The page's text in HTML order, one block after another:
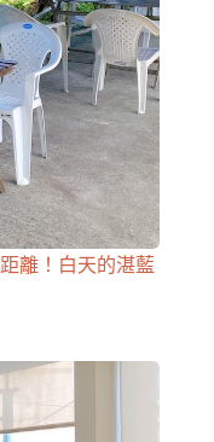
離！白天的湛藍